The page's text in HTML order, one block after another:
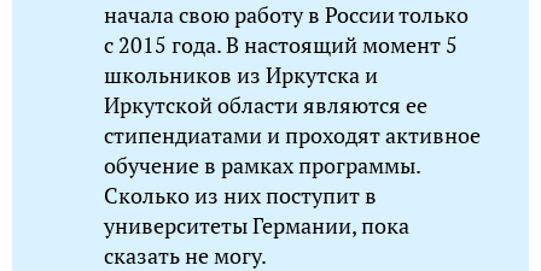
начала свою работу в России только
с 2015 года. В настоящий момент 5
школьников из Иркутска и
Иркутской области являются ее
стипендиатами и проходят активное
обучение в рамках программы.
Сколько из них поступит в
университеты Германии, пока
сказать не могу.